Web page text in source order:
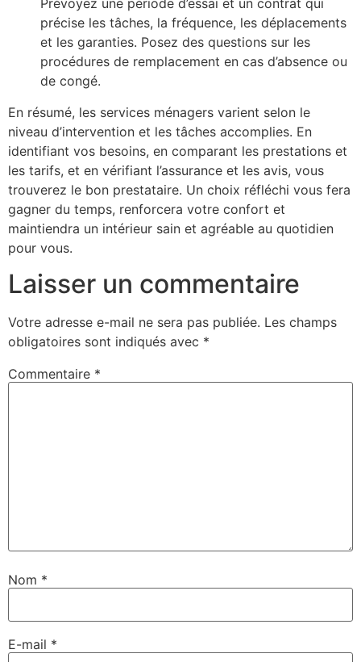
Prévoyez une période d’essai et un contrat qui
précise les tâches, la fréquence, les déplacements
et les garanties. Posez des questions sur les
procédures de remplacement en cas d’absence ou
de congé.
En résumé, les services ménagers varient selon le
niveau d’intervention et les tâches accomplies. En
identifiant vos besoins, en comparant les prestations et
les tarifs, et en vérifiant l’assurance et les avis, vous
trouverez le bon prestataire. Un choix réfléchi vous fera
gagner du temps, renforcera votre confort et
maintiendra un intérieur sain et agréable au quotidien
pour vous.
Laisser un commentaire
Votre adresse e-mail ne sera pas publiée. Les champs
obligatoires sont indiqués avec *
Commentaire *
Nom *
E-mail *